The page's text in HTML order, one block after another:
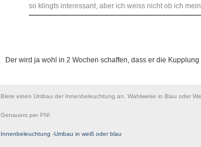
so klingts interessant, aber ich weiss nicht ob ich
Der wird ja wohl in 2 Wochen schaffen, dass er die
Biete einen Umbau der Innenbeleuchtung an. Wahlweise in Blau oder
Genauers per PN!
Innenbeleuchtung -Umbau in weiß oder blau